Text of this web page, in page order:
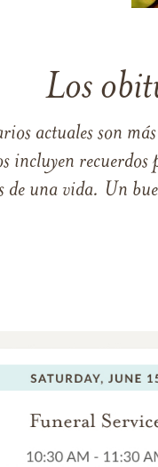
Los
actuales son
incluyen recuerdos
de una vida. Un